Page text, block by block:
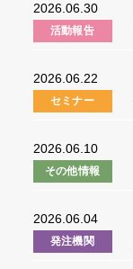
2026.06.30
活動報告
2026.06.22
セミナー
2026.06.10
その他情報
2026.06.04
発注機関